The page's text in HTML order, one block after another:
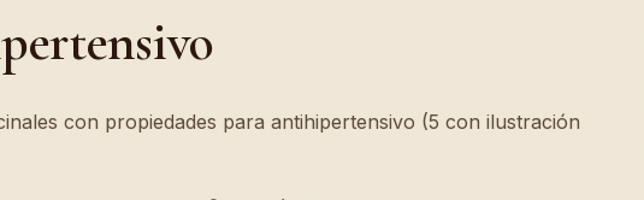
con propiedades para antihipertensivo (5 con ilustración